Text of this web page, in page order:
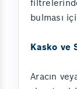
bulması
Kasko ve
Aracın